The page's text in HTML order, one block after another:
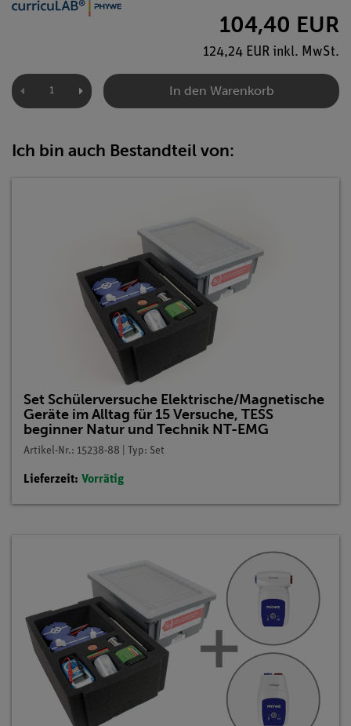
104,40 EUR
124,24 EUR inkl. MwSt.
In den Warenkorb
Ich bin auch Bestandteil von:
Set Schülerversuche Elektrische/Magnetische
Geräte im Alltag für 15 Versuche, TESS
beginner Natur und Technik NT-EMG
Artikel-Nr.: 15238-88 | Typ: Set
Lieferzeit: Vorrätig